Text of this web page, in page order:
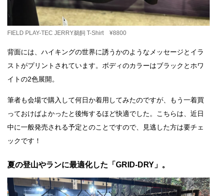
FIELD PLAY-TEC JERRY鵜飼 T-Shirt ¥8800
背面には、ハイキングの世界に誘うかのようなメッセージとイラ
ストがプリントされています。ボディのカラーはブラックとホワ
イトの2色展開。
筆者も会場で購入して何日か着用してみたのですが、もう一着買
っておけばよかったと後悔するほど快適でした。こちらは、近日
中に一般発売される予定とのことですので、見逃した方は要チェ
ックです！
夏の登山やランに最適化した「GRID-DRY」。